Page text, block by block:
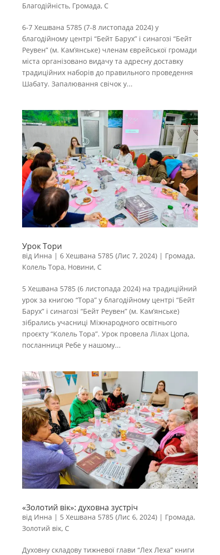
Благодійність, Громада, С
6-7 Хешвана 5785 (7-8 листопада 2024) у
благодійному центрі “Бейт Барух” і синагозі “Бейт
Реувен” (м. Кам’янське) членам єврейської громади
міста організовано видачу та адресну доставку
традиційних наборів до правильного проведення
Шабату. Запалювання свічок у...
Урок Тори
від Инна | 6 Хешвана 5785 (Лис 7, 2024)| Громада,
Колель Тора, Новини, С
5 Хешвана 5785 (6 листопада 2024) на традиційний
урок за книгою “Тора” у благодійному центрі “Бейт
Барух” і синагозі “Бейт Реувен” (м. Кам’янське)
зібрались учасниці Міжнародного освітнього
проєкту “Колель Тора”. Урок провела Лілах Цопа,
посланниця Ребе у нашому...
«Золотий вік»: духовна зустріч
від Инна | 5 Хешвана 5785 (Лис 6, 2024)| Громада,
Золотий вік, С
Духовну складову тижневої глави “Лех Леха” книги